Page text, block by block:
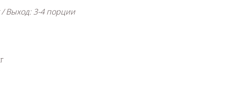
Выход: 3-4 порции